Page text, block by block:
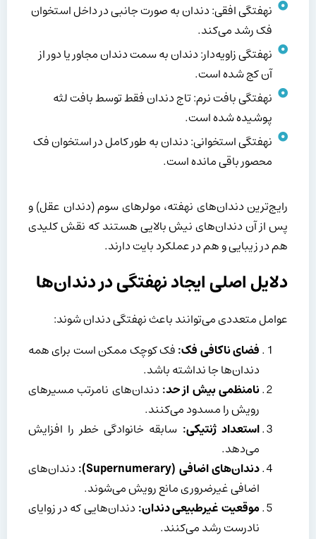
نهفتگی افقی: دندان به صورت جانبی در داخل استخوان
فک رشد می‌کند.
نهفتگی زاویه‌دار: دندان به سمت دندان مجاور یا دور از
آن کج شده است.
نهفتگی بافت نرم: تاج دندان فقط توسط بافت لثه
پوشیده شده است.
نهفتگی استخوانی: دندان به طور کامل در استخوان فک
محصور باقی مانده است.
رایج‌ترین دندان‌های نهفته، مولرهای سوم (دندان عقل) و
پس از آن دندان‌های نیش بالایی هستند که نقش کلیدی
هم در زیبایی و هم در عملکرد بایت دارند.
دلایل اصلی ایجاد نهفتگی در دندان‌ها
عوامل متعددی می‌توانند باعث نهفتگی دندان شوند:
فضای ناکافی فک:فک کوچک ممکن است برای همه
دندان‌ها جا نداشته باشد.
نامنظمی بیش از حد: دندان‌های نامرتب مسیرهای
رویش را مسدود می‌کنند.
استعداد ژنتیکی: سابقه خانوادگی خطر را افزایش
می‌دهد.
دندان‌های اضافی (Supernumerary
): دندان‌های
اضافی غیرضروری مانع رویش می‌شوند.
موقعیت غیرطبیعی دندان: دندان‌هایی که در زوایای
نادرست رشد می‌کنند.